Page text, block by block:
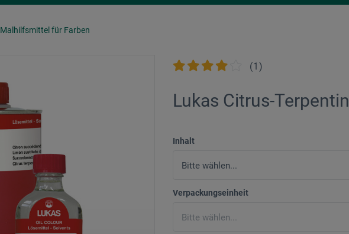
Malhilfsmittel für Farben
(1)
Lukas Citrus-Terpentin
Inhalt
Verpackungseinheit